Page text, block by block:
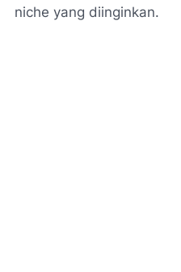
niche yang diinginkan.